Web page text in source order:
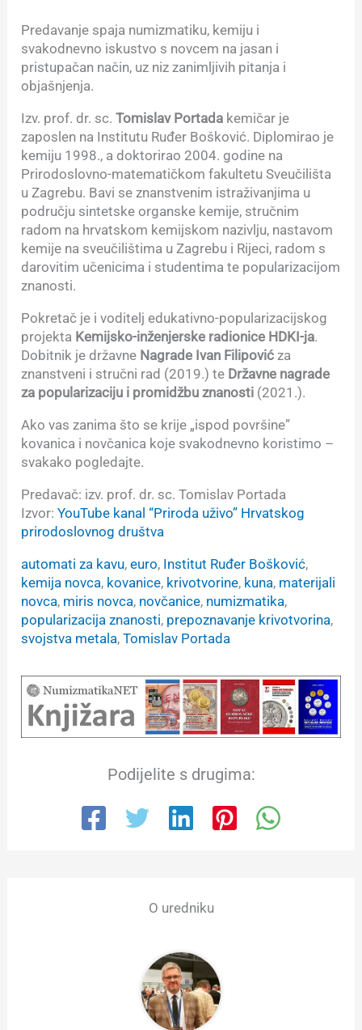
Predavanje spaja numizmatiku, kemiju i
svakodnevno iskustvo s novcem na jasan i
pristupačan način, uz niz zanimljivih pitanja i
objašnjenja.
Izv. prof. dr. sc.Tomislav Portada kemičar je
zaposlen na Institutu Ruđer Bošković. Diplomirao je
kemiju 1998., a doktorirao 2004. godine na
Prirodoslovno-matematičkom fakultetu Sveučilišta
u Zagrebu. Bavi se znanstvenim istraživanjima u
području sintetske organske kemije, stručnim
radom na hrvatskom kemijskom nazivlju, nastavom
kemije na sveučilištima u Zagrebu i Rijeci, radom s
darovitim učenicima i studentima te popularizacijom
znanosti.
Pokretač je i voditelj edukativno-popularizacijskog
projekta Kemijsko-inženjerske radionice HDKI-ja.
Dobitnik je državne Nagrade Ivan Filipović za
znanstveni i stručni rad (2019.) te Državne nagrade
za popularizaciju i promidžbu znanosti (2021.).
Ako vas zanima što se krije „ispod površine”
kovanica i novčanica koje svakodnevno koristimo –
svakako pogledajte.
Predavač: izv. prof. dr. sc. Tomislav Portada
Izvor:YouTube kanal “Priroda uživo” Hrvatskog
prirodoslovnog društva
automati za kavu, euro, Institut Ruđer Bošković
kemija novca, kovanice, krivotvorine, kuna, materijali
novca, miris novca, novčanice, numizmatika
popularizacija znanosti, prepoznavanje krivotvorina
svojstva metala, Tomislav Portada
Podijelite s drugima:
O uredniku